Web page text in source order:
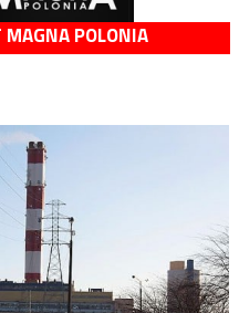
MAGNA POLONIA